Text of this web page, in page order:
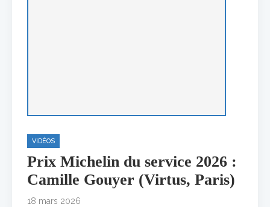
VIDÉOS
Prix Michelin du service 2026 :
Camille Gouyer (Virtus, Paris)
18 mars 2026